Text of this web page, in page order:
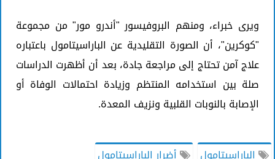
ويرى خبراء، ومنهم البروفيسور "أندرو مور" من مجموعة
"كوكرين"، أن الصورة التقليدية عن الباراسيتامول باعتباره
علاج آمن تحتاج إلى مراجعة جادة، بعد أن أظهرت الدراسات
صلة بين استخدامه المنتظم وزيادة احتمالات الوفاة أو
الإصابة بالنوبات القلبية ونزيف المعدة.
الباراسيتامول أضرار الباراسيتامول